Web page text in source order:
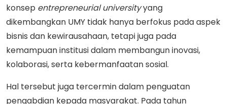
konsep entrepreneurial universityyang
dikembangkan UMY tidak hanya berfokus pada aspek
bisnis dan kewirausahaan, tetapi juga pada
kemampuan institusi dalam membangun inovasi,
kolaborasi, serta kebermanfaatan sosial.
Hal tersebut juga tercermin dalam penguatan
pengabdian kepada masyarakat. Pada tahun